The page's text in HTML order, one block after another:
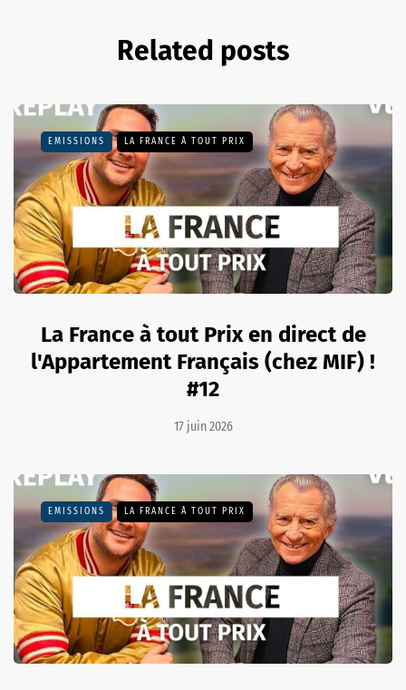
Related posts
EMISSIONS LA FRANCE À TOUT PRIX
La France à tout Prix en direct de
l'Appartement Français (chez MIF) !
#12
17 juin 2026
EMISSIONS LA FRANCE À TOUT PRIX